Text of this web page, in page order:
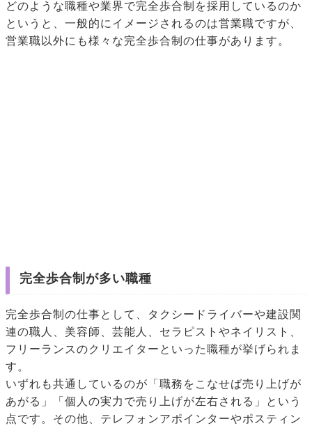
どのような職種や業界で完全歩合制を採用しているのか
というと、一般的にイメージされるのは営業職ですが、
営業職以外にも様々な完全歩合制の仕事があります。
完全歩合制が多い職種
完全歩合制の仕事として、タクシードライバーや建設関
連の職人、美容師、芸能人、セラピストやネイリスト、
フリーランスのクリエイターといった職種が挙げられま
す。
いずれも共通しているのが「職務をこなせば売り上げが
あがる」「個人の実力で売り上げが左右される」という
点です。その他、テレフォンアポインターやポスティン